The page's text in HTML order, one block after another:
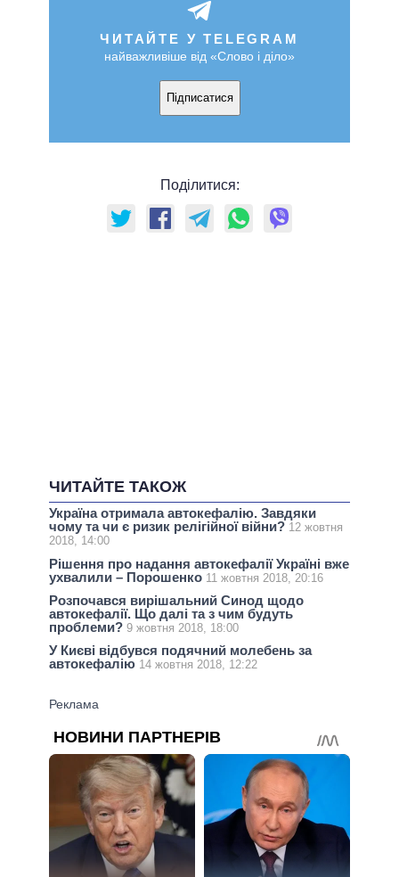
ЧИТАЙТЕ У TELEGRAM
найважливіше від «Слово і діло»
Підписатися
Поділитися:
ЧИТАЙТЕ ТАКОЖ
Україна отримала автокефалію. Завдяки
чому та чи є ризик релігійної війни? 12 жовтня
2018, 14:00
Рішення про надання автокефалії Україні вже
ухвалили – Порошенко 11 жовтня 2018, 20:16
Розпочався вирішальний Синод щодо
автокефалії. Що далі та з чим будуть
проблеми? 9 жовтня 2018, 18:00
У Києві відбувся подячний молебень за
автокефалію 14 жовтня 2018, 12:22